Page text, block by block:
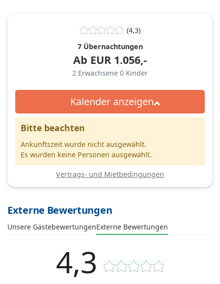
(4,3)
7 Übernachtungen
Ab EUR 1.056,-
2 Erwachsene 0 Kinder
Kalender anzeigen
Bitte beachten
Ankunftszeit wurde nicht ausgewählt.
Es wurden keine Personen ausgewählt.
Vertrags- und Mietbedingungen
Externe Bewertungen
Unsere GästebewertungenExterne Bewertungen
4,3